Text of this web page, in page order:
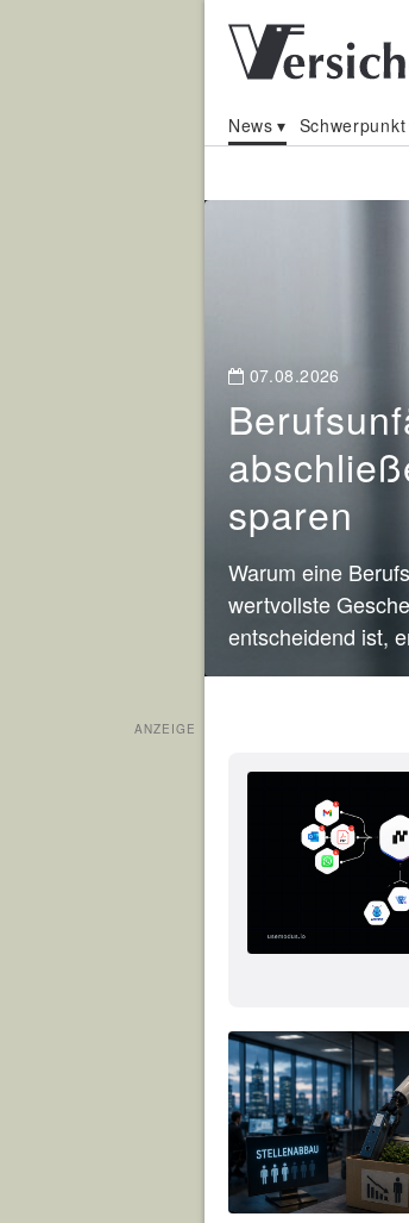
News Schwerpunkt
und
Vermittler
07.08.2026
sparen
Warum eine
wertvollste
entscheidend ist,
ANZEIGE